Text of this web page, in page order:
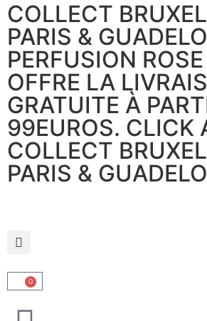
COLLECT
PARIS &
PERFUSION
OFFRE LA
GRATUITE À
99EUROS. CLICK
COLLECT
PARIS &
0